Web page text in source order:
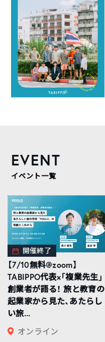
EVENT
イベント一覧
開催終了
【7/10無料@zoom】
TABIPPO代表×「複業先生」
創業者が語る！ 旅と教育の
起業家から見た、あたらし
い旅...
オンライン